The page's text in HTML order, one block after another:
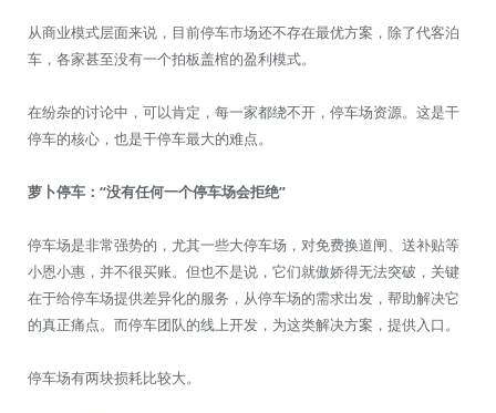
从商业模式层面来说，目前停车市场还不存在最优方案，除了代客泊
车，各家甚至没有一个拍板盖棺的盈利模式。
在纷杂的讨论中，可以肯定，每一家都绕不开，停车场资源。这是干
停车的核心，也是干停车最大的难点。
萝卜停车：“没有任何一个停车场会拒绝”
停车场是非常强势的，尤其一些大停车场，对免费换道闸、送补贴等
小恩小惠，并不很买账。但也不是说，它们就傲娇得无法突破，关键
在于给停车场提供差异化的服务，从停车场的需求出发，帮助解决它
的真正痛点。而停车团队的线上开发，为这类解决方案，提供入口。
停车场有两块损耗比较大。